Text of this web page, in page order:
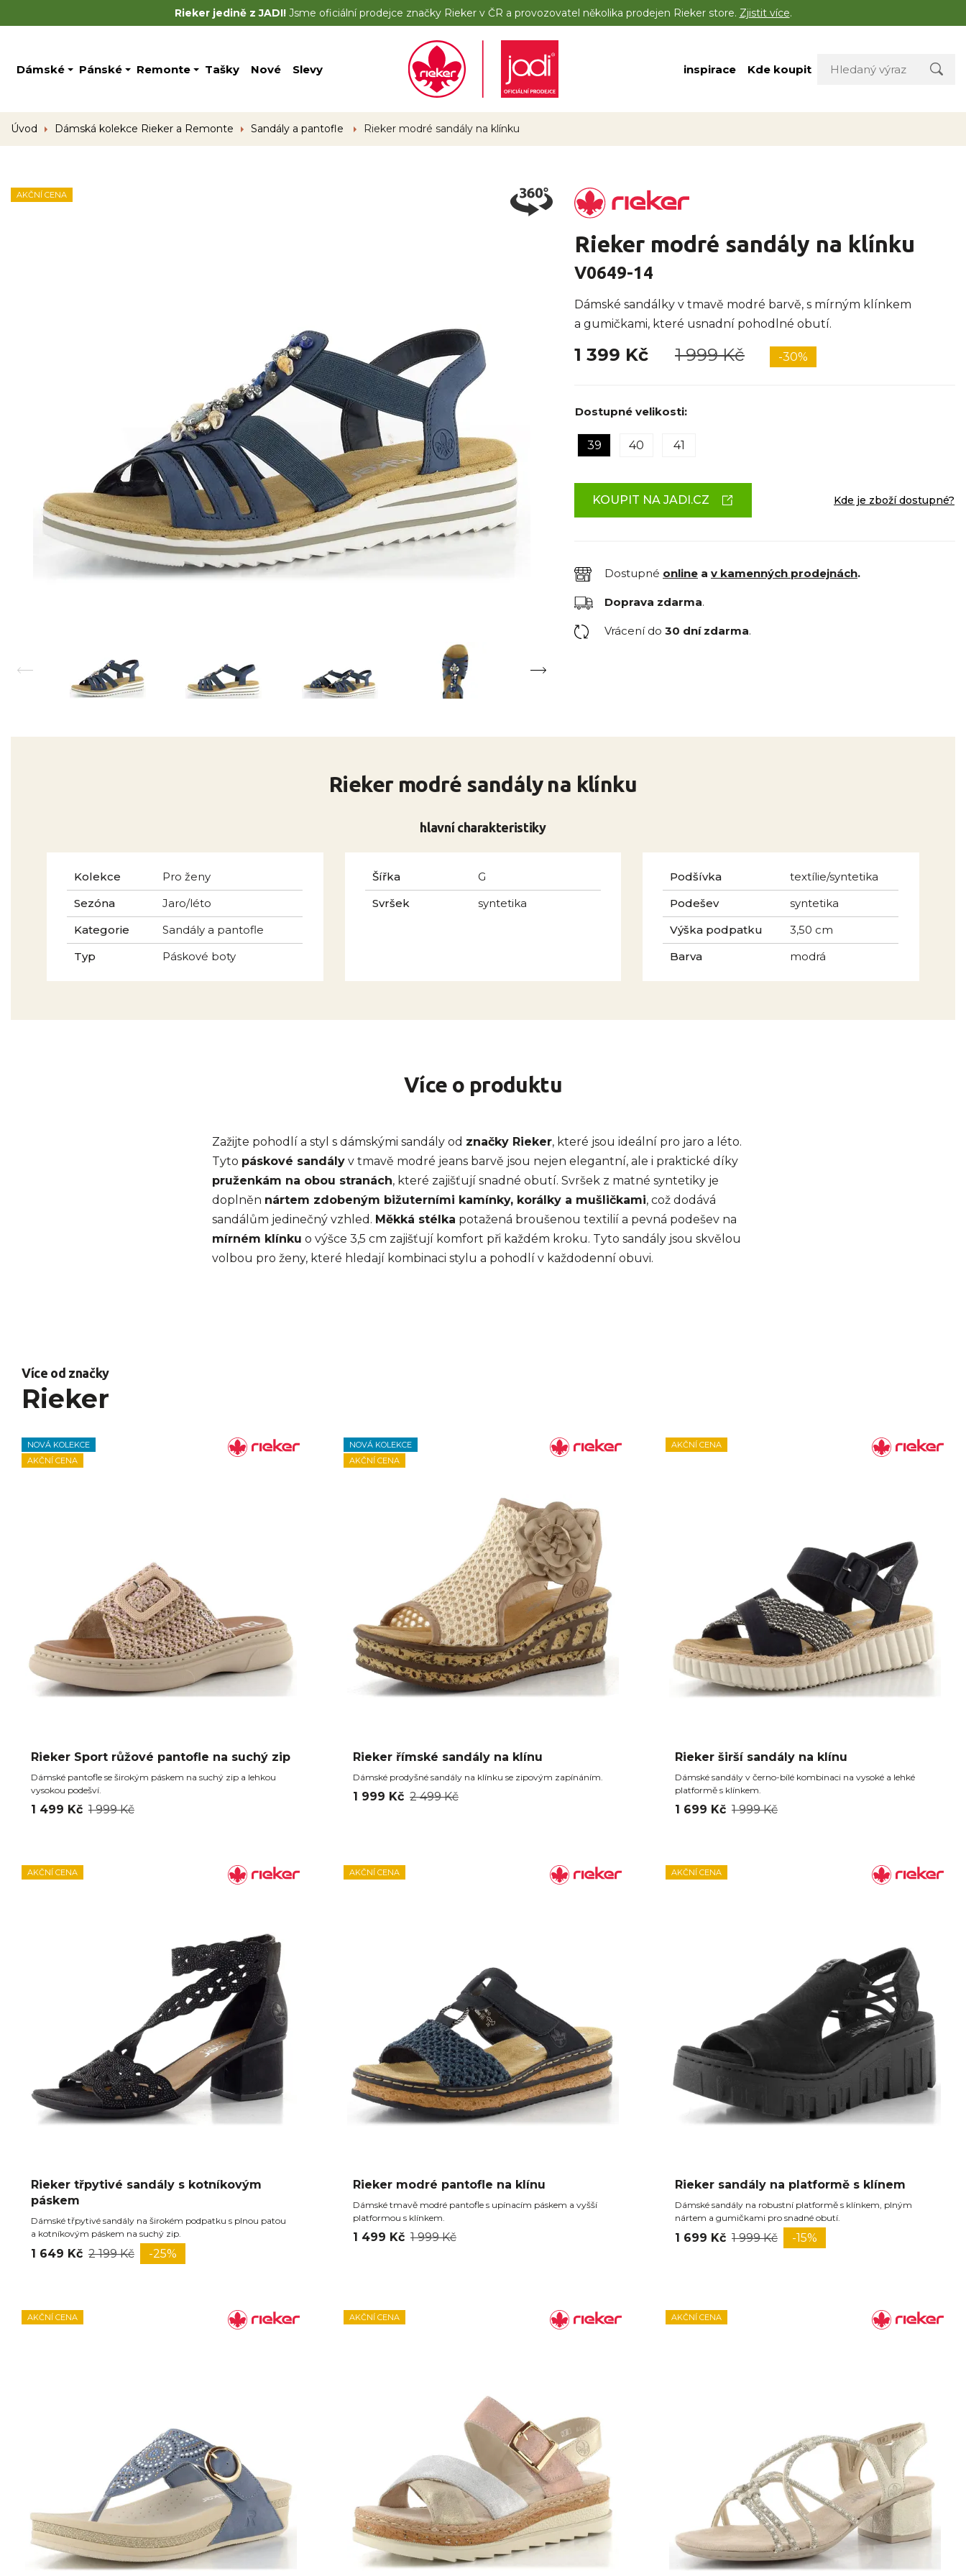
Rieker jedině z JADI!Jsme oficiální prodejce značky Rieker v ČR a provozovatel několika prodejen Rieker store. Zjistit více.
Dámské Pánské Remonte Tašky Nové Slevy inspirace Kde koupit
Úvod Dámská kolekce Rieker a Remonte Sandály a pantofle Rieker modré sandály na klínku
AKČNÍ CENA
Rieker modré sandály na klínku
V0649-14
Dámské sandálky v tmavě modré barvě, s mírným klínkem
a gumičkami, které usnadní pohodlné obutí.
1 399 Kč 1 999 Kč -30%
Dostupné velikosti:
39 40 41
KOUPIT NA JADI.CZ Kde je zboží dostupné?
Dostupné online a v kamenných prodejnách.
Doprava zdarma.
Vrácení do 30 dní zdarma.
Rieker modré sandály na klínku
hlavní charakteristiky
Kolekce
Pro ženy
Sezóna
Jaro/léto
Kategorie
Sandály a pantofle
Typ
Páskové boty
Šířka
G
Svršek
syntetika
Podšívka
textílie/syntetika
Podešev
syntetika
Výška podpatku
3,50 cm
Barva
modrá
Více o produktu
Zažijte pohodlí a styl s dámskými sandály od značky Rieker, které jsou ideální pro jaro a léto.
Tyto páskové sandály v tmavě modré jeans barvě jsou nejen elegantní, ale i praktické díky
pruženkám na obou stranách, které zajišťují snadné obutí. Svršek z matné syntetiky je
doplněn nártem zdobeným bižuterními kamínky, korálky a mušličkami, což dodává
sandálům jedinečný vzhled. Měkká stélka potažená broušenou textilií a pevná podešev na
mírném klínku o výšce 3,5 cm zajišťují komfort při každém kroku. Tyto sandály jsou skvělou
volbou pro ženy, které hledají kombinaci stylu a pohodlí v každodenní obuvi.
Více od značky
Rieker
NOVÁ KOLEKCE
AKČNÍ CENA
Rieker Sport růžové pantofle na suchý zip
Dámské pantofle se širokým páskem na suchý zip a lehkou
vysokou podešví.
1 499 Kč 1 999 Kč
NOVÁ KOLEKCE
AKČNÍ CENA
Rieker římské sandály na klínu
Dámské prodyšné sandály na klínku se zipovým zapínáním.
1 999 Kč 2 499 Kč
AKČNÍ CENA
Rieker širší sandály na klínu
Dámské sandály v černo-bílé kombinaci na vysoké a lehké
platformě s klínkem.
1 699 Kč 1 999 Kč
AKČNÍ CENA
Rieker třpytivé sandály s kotníkovým
páskem
Dámské třpytivé sandály na širokém podpatku s plnou patou
a kotníkovým páskem na suchý zip.
1 649 Kč 2 199 Kč -25%
AKČNÍ CENA
Rieker modré pantofle na klínu
Dámské tmavě modré pantofle s upínacím páskem a vyšší
platformou s klínkem.
1 499 Kč 1 999 Kč
AKČNÍ CENA
Rieker sandály na platformě s klínem
Dámské sandály na robustní platformě s klínkem, plným
nártem a gumičkami pro snadné obutí.
1 699 Kč 1 999 Kč -15%
AKČNÍ CENA AKČNÍ CENA AKČNÍ CENA